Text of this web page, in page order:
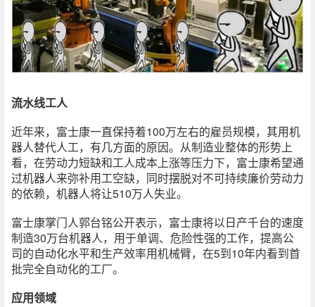
流水线工人
近年来，富士康一直保持着100万左右的雇员规模，其用机
器人替代人工，有几方面的原因。从制造业整体的形势上
看，在劳动力短缺和工人成本上涨等压力下，富士康希望通
过机器人来弥补用工空缺，同时摆脱对不可持续廉价劳动力
的依赖，机器人将让510万人失业。
富士康掌门人郭台铭公开表示，富士康将以日产千台的速度
制造30万台机器人，用于单调、危险性强的工作，提高公
司的自动化水平和生产效率用机械臂，在5到10年内看到首
批完全自动化的工厂。
应用领域